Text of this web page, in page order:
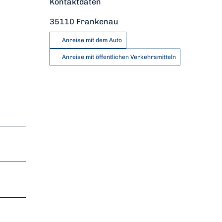
35110 Frankenau
Anreise mit dem Auto
Anreise mit öffentlichen Verkehrsmitteln